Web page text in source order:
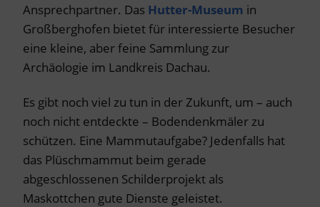
Ansprechpartner. Das Hutter-Museum in
Großberghofen bietet für interessierte Besucher
eine kleine, aber feine Sammlung zur
Archäologie im Landkreis Dachau.
Es gibt noch viel zu tun in der Zukunft, um – auch
noch nicht entdeckte – Bodendenkmäler zu
schützen. Eine Mammutaufgabe? Jedenfalls hat
das Plüschmammut beim gerade
abgeschlossenen Schilderprojekt als
Maskottchen gute Dienste geleistet.